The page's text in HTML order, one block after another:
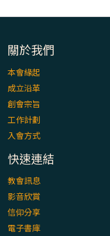
關於我們
本會緣起
成立沿革
創會宗旨
工作計劃
入會方式
快速連結
教會訊息
影音欣賞
信仰分享
電子書庫